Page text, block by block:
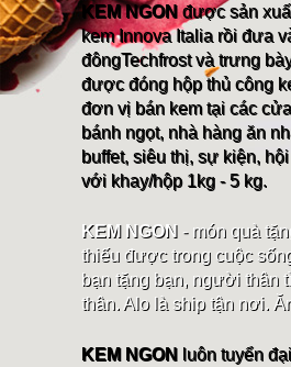
KEM NGONđược sản
kem Innova Italia rồi đưa
đôngTechfrost và trưng
được đóng hộp thủ công
đơn vị bán kem tại các
bánh ngọt, nhà hàng ăn
buffet, siêu thị, sự kiện,
với khay/hộp 1kg - 5 kg.
KEM NGON - món quà
thiếu được trong cuộc
bạn tặng bạn, người thân
thân. Alo là ship tận nơi.
KEM NGON luôn tuyển